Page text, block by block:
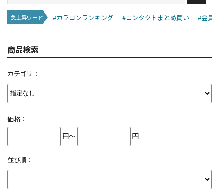
急上昇ワード #カラコンランキング #コンタクトまとめ買い #会員
商品検索
カテゴリ：
価格：
円～ 円
並び順：